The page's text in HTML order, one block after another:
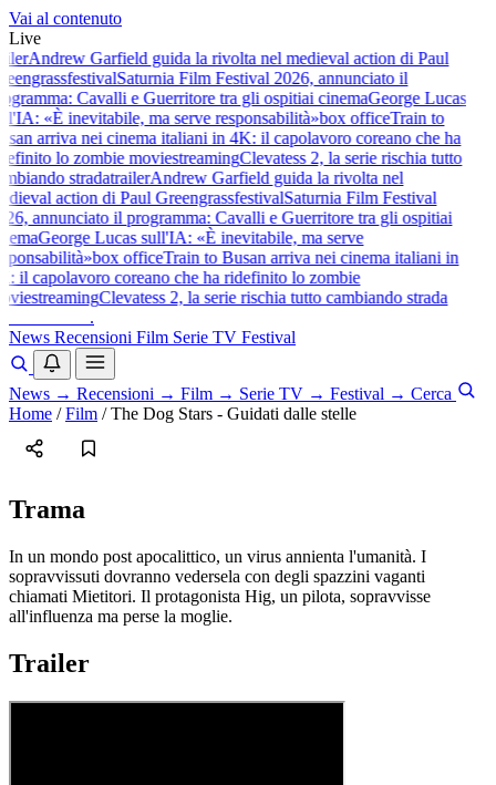
Vai al contenuto
Live
Andrew Garfield guida la rivolta nel medieval action di Paul
festivalSaturnia Film Festival 2026, annunciato il
Cavalli e Guerritore tra gli ospitiai cinemaGeorge Lucas
«È inevitabile, ma serve responsabilità»box officeTrain to
arriva nei cinema italiani in 4K: il capolavoro coreano che ha
lo zombie moviestreamingClevatess 2, la serie rischia tutto
stradatrailerAndrew Garfield guida la rivolta nel
action di Paul GreengrassfestivalSaturnia Film Festival
annunciato il programma: Cavalli e Guerritore tra gli ospitiai
George Lucas sull'IA: «È inevitabile, ma serve
box officeTrain to Busan arriva nei cinema italiani in
il capolavoro coreano che ha ridefinito lo zombie
streamingClevatess 2, la serie rischia tutto cambiando strada
.
News Recensioni Film Serie TV Festival
News → Recensioni → Film → Serie TV → Festival → Cerca
Home / Film / The Dog Stars - Guidati dalle stelle
Trama
In un mondo post apocalittico, un virus annienta l'umanità. I
sopravvissuti dovranno vedersela con degli spazzini vaganti
chiamati Mietitori. Il protagonista Hig, un pilota, sopravvisse
all'influenza ma perse la moglie.
Trailer